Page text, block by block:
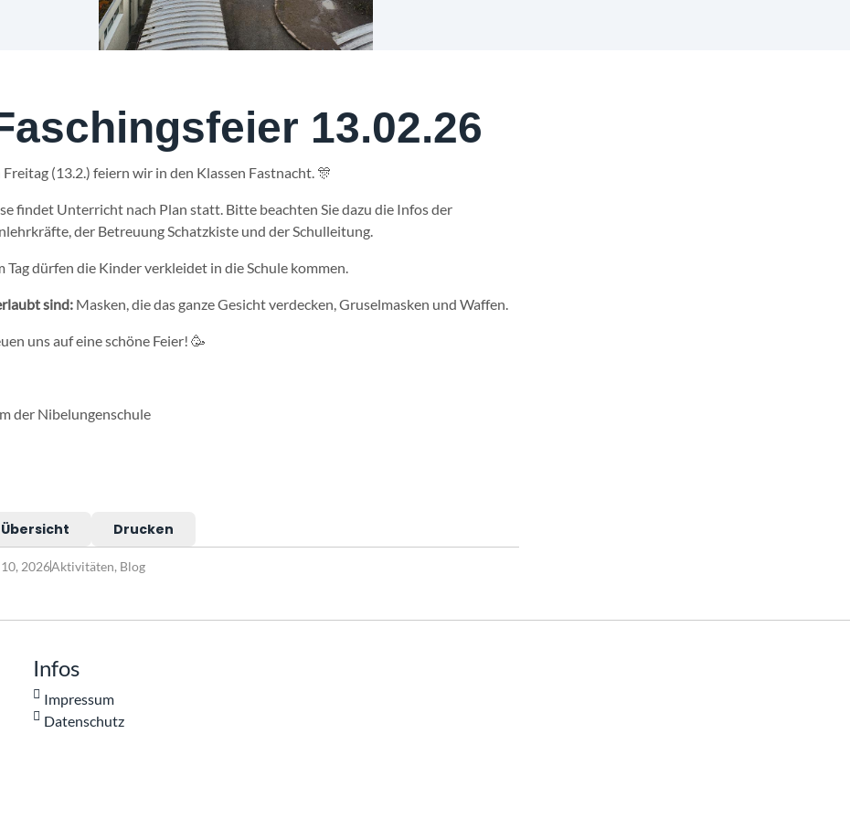
13.02.26
Freitag (13.2.) feiern wir in den Klassen Fastnacht. 🎊
findet Unterricht nach Plan statt. Bitte beachten Sie dazu die Infos der
der Betreuung Schatzkiste und der Schulleitung.
Tag dürfen die Kinder verkleidet in die Schule kommen.
sind: Masken, die das ganze Gesicht verdecken, Gruselmasken und Waffen.
uns auf eine schöne Feier! 🥳
der Nibelungenschule
Drucken
2026Aktivitäten, Blog
Infos
Impressum
Datenschutz